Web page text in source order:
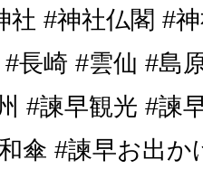
社 #神社仏閣 #
長崎 #雲仙 #島
#諫早観光 #諫
傘 #諫早お出